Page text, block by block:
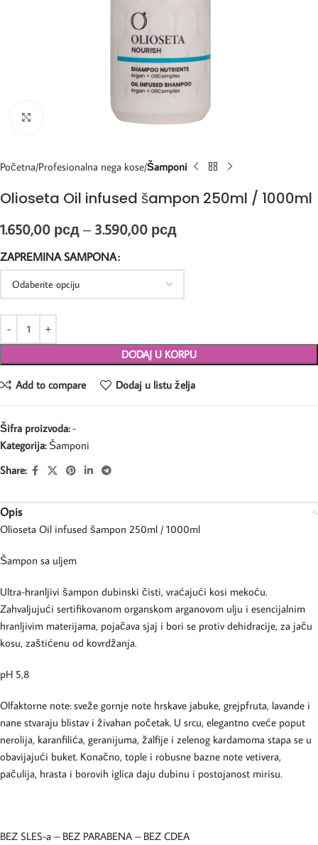
Kliknite za uvećanje
Početna Profesionalna nega kose Šamponi
Olioseta Oil infused šampon 250ml / 1000ml
1.650,00 рсд – 3.590,00 рсд
ZAPREMINA SAMPONA
DODAJ U KORPU
Add to compare Dodaj u listu želja
Šifra proizvoda:-
Kategorija: Šamponi
Share:
Opis
Olioseta Oil infused šampon 250ml / 1000ml
Šampon sa uljem
Ultra-hranljivi šampon dubinski čisti, vraćajući kosi mekoću.
Zahvaljujući sertifikovanom organskom arganovom ulju i esencijalnim
hranljivim materijama, pojačava sjaj i bori se protiv dehidracije, za jaču
kosu, zaštićenu od kovrdžanja.
pH 5,8
Olfaktorne note: sveže gornje note hrskave jabuke, grejpfruta, lavande i
nane stvaraju blistav i živahan početak. U srcu, elegantno cveće poput
nerolija, karanfilića, geranijuma, žalfije i zelenog kardamoma stapa se u
obavijajući buket. Konačno, tople i robusne bazne note vetivera,
pačulija, hrasta i borovih iglica daju dubinu i postojanost mirisu.
BEZ SLES-a – BEZ PARABENA – BEZ CDEA